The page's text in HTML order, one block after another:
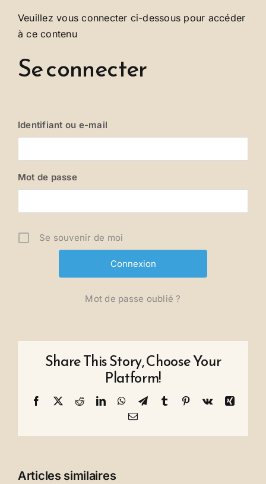
Se connecter
Veuillez vous connecter ci-dessous pour accéder
à ce contenu
Se connecter
Identifiant ou e-mail
Mot de passe
Se souvenir de moi
Mot de passe oublié ?
Share This Story, Choose Your
Platform!
Facebook
X RedditLinkedInWhatsApp
TelegramTumblr Pinterest
Vk
Xing
Email
Articles similaires